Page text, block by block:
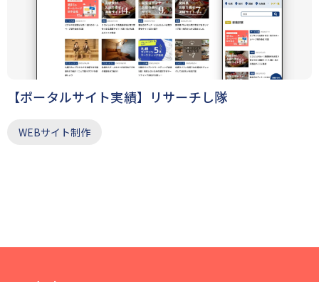
【ポータルサイト実績】リサーチし隊
WEBサイト制作